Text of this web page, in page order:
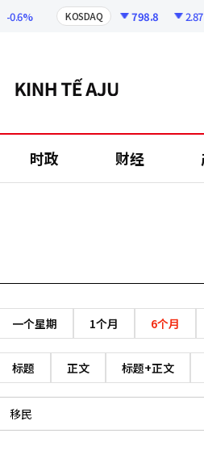
KOSDAQ 798.8 2.87
时政 财经
一个星期 1个月 6个月
标题 正文 标题+正文